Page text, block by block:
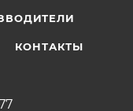
КОНТАКТЫ